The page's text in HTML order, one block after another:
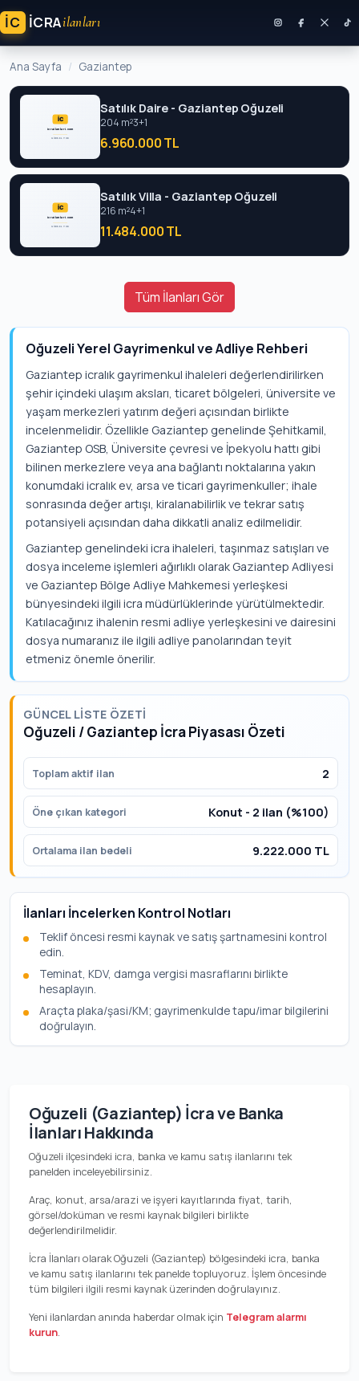
İC ICRAilanları
Ana Sayfa Gaziantep
Satılık Daire - Gaziantep Oğuzeli
204 m²3+1
6.960.000 TL
Satılık Villa - Gaziantep Oğuzeli
216 m²4+1
11.484.000 TL
Tüm İlanları Gör
Oğuzeli Yerel Gayrimenkul ve Adliye Rehberi
Gaziantep icralık gayrimenkul ihaleleri değerlendirilirken
şehir içindeki ulaşım aksları, ticaret bölgeleri, üniversite ve
yaşam merkezleri yatırım değeri açısından birlikte
incelenmelidir. Özellikle Gaziantep genelinde Şehitkamil,
Gaziantep OSB, Üniversite çevresi ve İpekyolu hattı gibi
bilinen merkezlere veya ana bağlantı noktalarına yakın
konumdaki icralık ev, arsa ve ticari gayrimenkuller; ihale
sonrasında değer artışı, kiralanabilirlik ve tekrar satış
potansiyeli açısından daha dikkatli analiz edilmelidir.
Gaziantep genelindeki icra ihaleleri, taşınmaz satışları ve
dosya inceleme işlemleri ağırlıklı olarak Gaziantep Adliyesi
ve Gaziantep Bölge Adliye Mahkemesi yerleşkesi
bünyesindeki ilgili icra müdürlüklerinde yürütülmektedir.
Katılacağınız ihalenin resmi adliye yerleşkesini ve dairesini
dosya numaranız ile ilgili adliye panolarından teyit
etmeniz önemle önerilir.
GÜNCEL LISTE ÖZETI
Oğuzeli / Gaziantep İcra Piyasası Özeti
Toplam aktif ilan 2
Öne çıkan kategori Konut - 2 ilan (%100)
Ortalama ilan bedeli 9.222.000 TL
İlanları İncelerken Kontrol Notları
Teklif öncesi resmi kaynak ve satış şartnamesini kontrol
edin.
Teminat, KDV, damga vergisi masraflarını birlikte
hesaplayın.
Araçta plaka/şasi/KM; gayrimenkulde tapu/imar bilgilerini
doğrulayın.
Oğuzeli (Gaziantep) İcra ve Banka
İlanları Hakkında
Oğuzeli ilçesindeki icra, banka ve kamu satış ilanlarını tek
panelden inceleyebilirsiniz.
Araç, konut, arsa/arazi ve işyeri kayıtlarında fiyat, tarih,
görsel/doküman ve resmi kaynak bilgileri birlikte
değerlendirilmelidir.
İcra İlanları olarak Oğuzeli (Gaziantep) bölgesindeki icra, banka
ve kamu satış ilanlarını tek panelde topluyoruz. İşlem öncesinde
tüm bilgileri ilgili resmi kaynak üzerinden doğrulayınız.
Yeni ilanlardan anında haberdar olmak için Telegram alarmı
kurun.